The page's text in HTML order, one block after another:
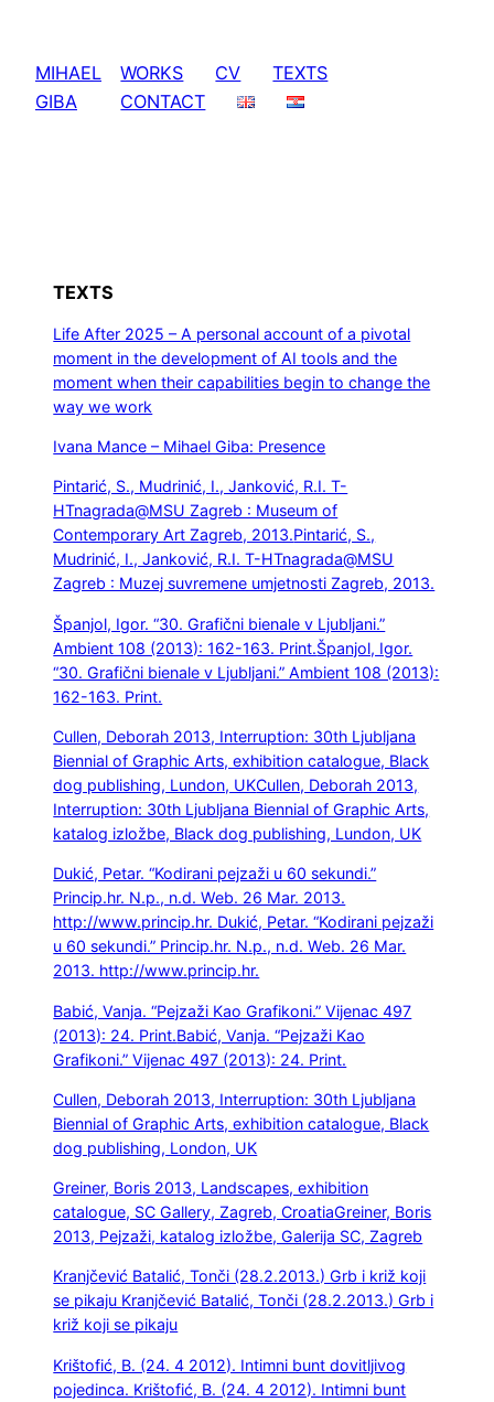
content
MIHAEL
GIBA
WORKS CV
TEXTS
CONTACT
TEXTS
Life After 2025 – A personal account of a pivotal
moment in the development of AI tools and the
moment when their capabilities begin to change the
way we work
Ivana Mance – Mihael Giba: Presence
Pintarić, S., Mudrinić, I., Janković, R.I. T-
HTnagrada@MSU Zagreb : Museum of
Contemporary Art Zagreb, 2013.Pintarić, S.,
Mudrinić, I., Janković, R.I. T-HTnagrada@MSU
Zagreb : Muzej suvremene umjetnosti Zagreb, 2013.
Španjol, Igor. “30. Grafični bienale v Ljubljani.”
Ambient 108 (2013): 162-163. Print.Španjol, Igor.
“30. Grafični bienale v Ljubljani.” Ambient 108 (2013):
162-163. Print.
Cullen, Deborah 2013, Interruption: 30th Ljubljana
Biennial of Graphic Arts, exhibition catalogue, Black
dog publishing, Lundon, UKCullen, Deborah 2013,
Interruption: 30th Ljubljana Biennial of Graphic Arts,
katalog izložbe, Black dog publishing, Lundon, UK
Dukić, Petar. “Kodirani pejzaži u 60 sekundi.”
Princip.hr. N.p., n.d. Web. 26 Mar. 2013.
http://www.princip.hr. Dukić, Petar. “Kodirani pejzaži
u 60 sekundi.” Princip.hr. N.p., n.d. Web. 26 Mar.
2013. http://www.princip.hr.
Babić, Vanja. “Pejzaži Kao Grafikoni.” Vijenac 497
(2013): 24. Print.Babić, Vanja. “Pejzaži Kao
Grafikoni.” Vijenac 497 (2013): 24. Print.
Cullen, Deborah 2013, Interruption: 30th Ljubljana
Biennial of Graphic Arts, exhibition catalogue, Black
dog publishing, London, UK
Greiner, Boris 2013, Landscapes, exhibition
catalogue, SC Gallery, Zagreb, CroatiaGreiner, Boris
2013, Pejzaži, katalog izložbe, Galerija SC, Zagreb
Kranjčević Batalić, Tonči (28.2.2013.) Grb i križ koji
se pikaju Kranjčević Batalić, Tonči (28.2.2013.) Grb i
križ koji se pikaju
Krištofić, B. (24. 4 2012). Intimni bunt dovitljivog
pojedinca. Krištofić, B. (24. 4 2012). Intimni bunt